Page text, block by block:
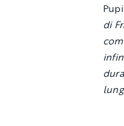
di